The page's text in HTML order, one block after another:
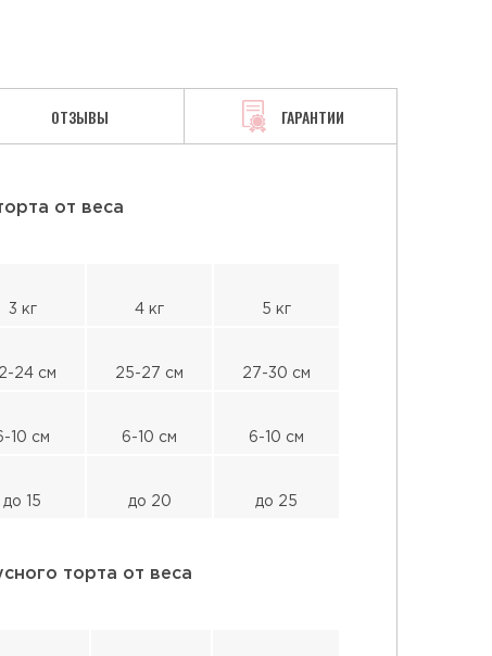
ОТЗЫВЫ ГАРАНТИИ
от веса
3 кг 4 кг 5 кг
24 см 25-27 см 27-30 см
10 см 6-10 см 6-10 см
до 15 до 20 до 25
торта от веса